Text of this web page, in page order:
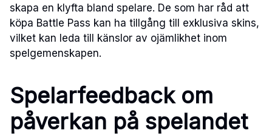
skapa en klyfta bland spelare. De som har råd att
köpa Battle Pass kan ha tillgång till exklusiva skins,
vilket kan leda till känslor av ojämlikhet inom
spelgemenskapen.
Spelarfeedback om
påverkan på spelandet